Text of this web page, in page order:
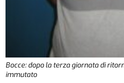
Bocce: dopo la terza giornata di
immutato